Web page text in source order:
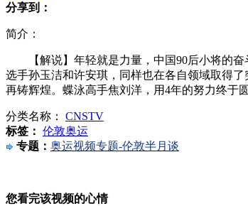
北京献血者用血开始实时报销
分享到：
简介：
【解说】年轻就是力量，中国90后小将的奋
选手孙玉洁和许安琪，同样也在各自领域取得
再铸辉煌。蝶泳高手焦刘洋，用4年的努力终于
分类名称： CNSTV
标签： 伦敦奥运
专题： 奥运视频专题-伦敦半月谈
您看完该视频的心情